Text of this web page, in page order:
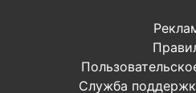
Служба